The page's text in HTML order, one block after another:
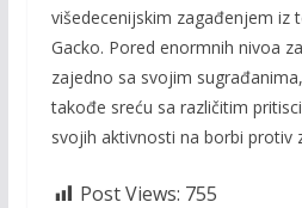
višedecenijskim zagađenjem iz
Gacko. Pored enormnih nivoa
zajedno sa svojim
takođe sreću sa različitim
svojih aktivnosti na borbi protiv
Post Views: 755